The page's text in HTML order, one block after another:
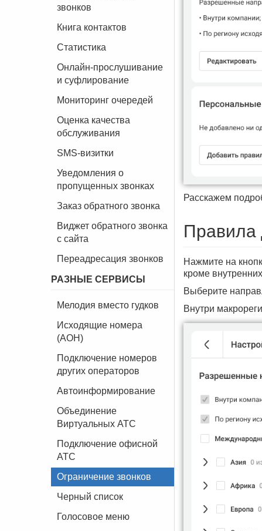
звонков
Книга контактов
Статистика
Онлайн-прослушивание
и суфлирование
Мониторинг очередей
Оценка качества
обслуживания
SMS-визитки
Уведомления о
пропущенных звонках
Заказ обратного звонка
Виджет обратного звонка
с сайта
Переадресация звонков
РАЗНЫЕ СЕРВИСЫ
Мелодия вместо гудков
Исходящие номера
(АОН)
Подключение номеров
других операторов
Автоинформирование
Объединение
Виртуальных АТС
Подключение офисной
АТС
Ограничение звонков
Черный список
Голосовое меню
Расскажем
Правила
Нажмите на
кроме
Выберите
Внутри